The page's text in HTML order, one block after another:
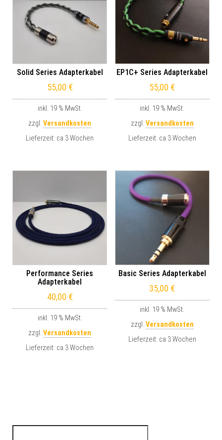
Solid Series Adapterkabel
55,00 €
inkl. 19 % MwSt.
zzgl.Versandkosten
Lieferzeit: ca 3 Wochen
EP1C+ Series Adapterkabel
55,00 €
inkl. 19 % MwSt.
zzgl. Versandkosten
Lieferzeit: ca 3 Wochen
Performance Series
Adapterkabel
40,00 €
inkl. 19 % MwSt.
zzgl.Versandkosten
Lieferzeit: ca 3 Wochen
Basic Series Adapterkabel
35,00 €
inkl. 19 % MwSt.
zzgl. Versandkosten
Lieferzeit: ca 3 Wochen